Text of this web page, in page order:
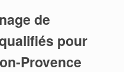
de
pour
Provence